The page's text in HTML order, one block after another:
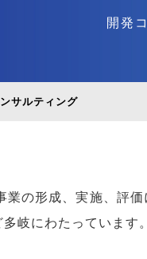
開発
サルティング
の形成、実施、評
岐にわたっていま